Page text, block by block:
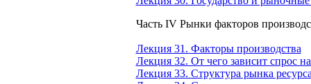
Часть IV Рынки факторов
Лекция 31. Факторы производства
Лекция 32. От чего зависит спрос
Лекция 33. Структура рынка